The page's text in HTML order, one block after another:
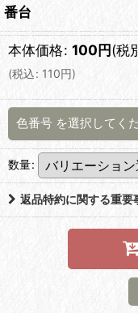
番台
本体価格: 100円(税
(税込: 110円)
色番号 を選択してく
数量:
返品特約に関する重要